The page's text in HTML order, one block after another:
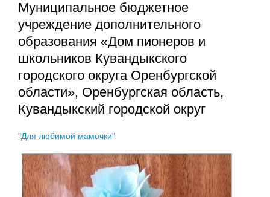
Муниципальное бюджетное
учреждение дополнительного
образования «Дом пионеров и
школьников Кувандыкского
городского округа Оренбургской
области», Оренбургская область,
Кувандыкский городской округ
"Для любимой мамочки"